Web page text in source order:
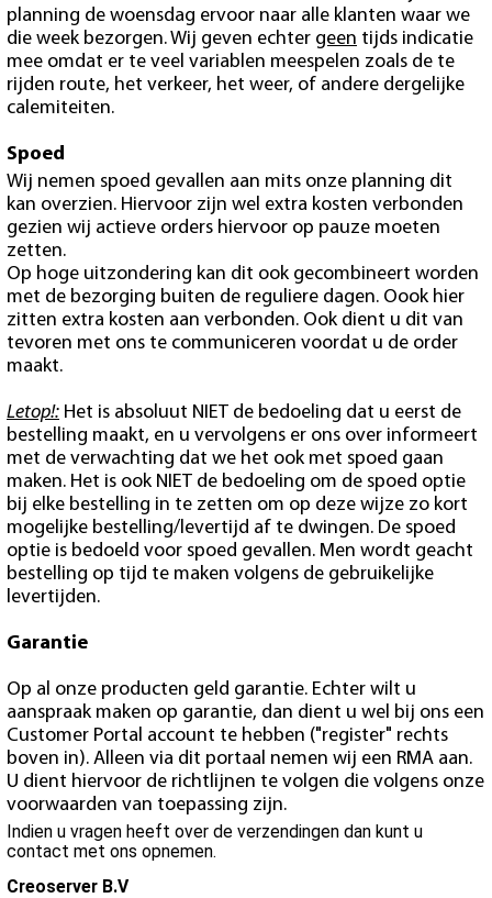
planning de woensdag ervoor naar alle klanten waar we
die week bezorgen. Wij geven echter geen tijds indicatie
mee omdat er te veel variablen meespelen zoals de te
rijden route, het verkeer, het weer, of andere dergelijke
calemiteiten.
Spoed
Wij nemen spoed gevallen aan mits onze planning dit
kan overzien. Hiervoor zijn wel extra kosten verbonden
gezien wij actieve orders hiervoor op pauze moeten
zetten.
Op hoge uitzondering kan dit ook gecombineert worden
met de bezorging buiten de reguliere dagen. Oook hier
zitten extra kosten aan verbonden. Ook dient u dit van
tevoren met ons te communiceren voordat u de order
maakt.
Letop!: Het is absoluut NIET de bedoeling dat u eerst de
bestelling maakt, en u vervolgens er ons over informeert
met de verwachting dat we het ook met spoed gaan
maken. Het is ook NIET de bedoeling om de spoed optie
bij elke bestelling in te zetten om op deze wijze zo kort
mogelijke bestelling/levertijd af te dwingen. De spoed
optie is bedoeld voor spoed gevallen. Men wordt geacht
bestelling op tijd te maken volgens de gebruikelijke
levertijden.
Garantie
Op al onze producten geld garantie. Echter wilt u
aanspraak maken op garantie, dan dient u wel bij ons een
Customer Portal account te hebben ("register" rechts
boven in). Alleen via dit portaal nemen wij een RMA aan.
U dient hiervoor de richtlijnen te volgen die volgens onze
voorwaarden van toepassing zijn.
Indien u vragen heeft over de verzendingen dan kunt u
contact met ons opnemen.
Creoserver B.V